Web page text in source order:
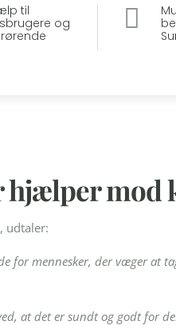
til
og

mod
udtaler:
for mennesker, der væger at
at det er sundt og godt for